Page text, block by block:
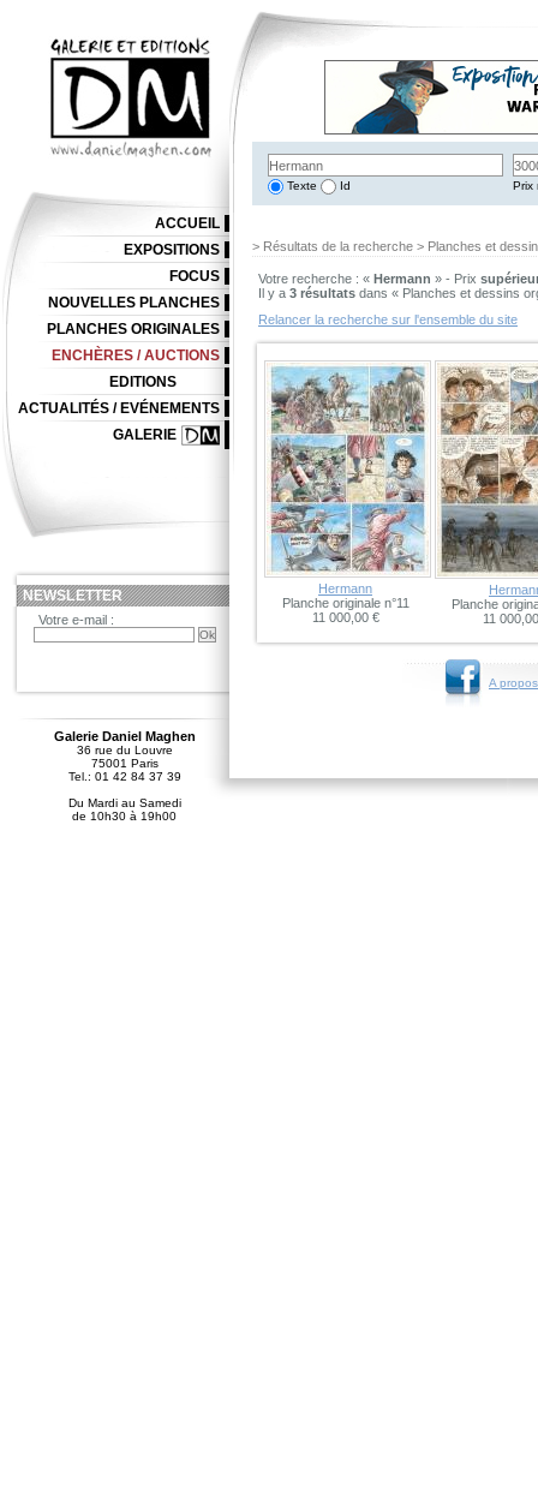
Texte Id Prix
> Résultats de la recherche > Planches et
Votre recherche : « Hermann » - Prix
Il y a 3 résultats dans « Planches et dessins
Relancer la recherche sur l'ensemble du site
Hermann
Planche originale n°11
11 000,00 €
Planche
11
A
ACCUEIL
EXPOSITIONS
FOCUS
NOUVELLES PLANCHES
PLANCHES ORIGINALES
ENCHÈRES / AUCTIONS
EDITIONS
ACTUALITÉS / EVÉNEMENTS
GALERIE
NEWSLETTER
Votre e-mail :
Galerie Daniel Maghen
36 rue du Louvre
75001 Paris
Tel.: 01 42 84 37 39
Du Mardi au Samedi
de 10h30 à 19h00